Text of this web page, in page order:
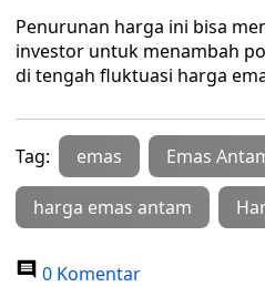
Penurunan harga ini bisa
investor untuk menambah
di tengah fluktuasi harga
Tag: emas Emas
harga emas antam
0 Komentar